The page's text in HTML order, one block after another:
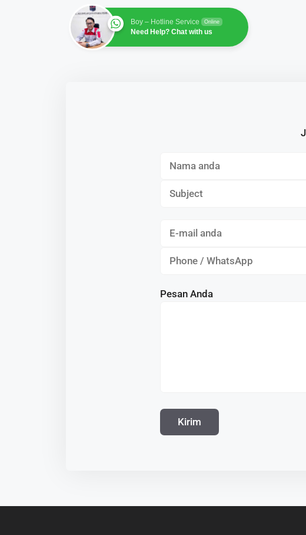
Boy – Hotline Service Online
Need Help? Chat with us
Pesan Anda